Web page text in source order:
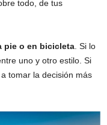
todo, de tus
pie o en bicicleta . Si lo
uno y otro estilo. Si
tomar la decisión más